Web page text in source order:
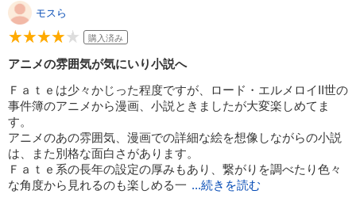
モスら
購入済み
アニメの雰囲気が気にいり小説へ
Ｆａｔｅは少々かじった程度ですが、ロード・エルメロイII世の
事件簿のアニメから漫画、小説ときましたが大変楽しめてま
す。
アニメのあの雰囲気、漫画での詳細な絵を想像しながらの小説
は、また別格な面白さがあります。
Ｆａｔｅ系の長年の設定の厚みもあり、繋がりを調べたり色々
な角度から見れるのも楽しめる一 ...続きを読む